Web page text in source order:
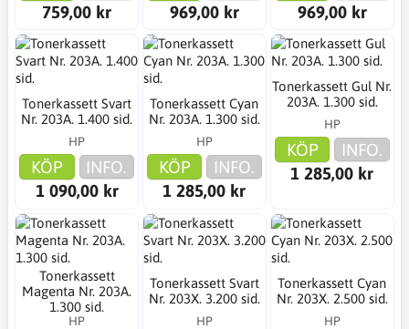
759,00 kr
969,00 kr
969,00 kr
Tonerkassett Svart
Nr. 203A. 1.400 sid.
HP
KÖP
INFO.
1 090,00 kr
Tonerkassett Cyan
Nr. 203A. 1.300 sid.
HP
KÖP
INFO.
1 285,00 kr
Tonerkassett Gul Nr.
203A. 1.300 sid.
HP
KÖP
INFO.
1 285,00 kr
Tonerkassett
Magenta Nr. 203A.
1.300 sid.
HP
Tonerkassett Svart
Nr. 203X. 3.200 sid.
HP
Tonerkassett Cyan
Nr. 203X. 2.500 sid.
HP